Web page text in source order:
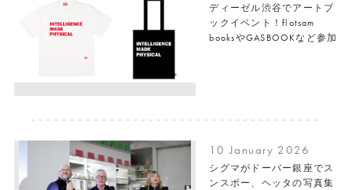
ディーゼル渋谷でアートブ
ックイベント！flotsam
booksやGASBOOKなど参加
10 January 2026
シグマがドーバー銀座でス
ンスボー、ヘッタの写真集